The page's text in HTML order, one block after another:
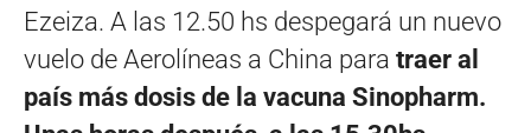
Ezeiza. A las 12.50 hs despegará un nuevo
vuelo de Aerolíneas a China para traer al
país más dosis de la vacuna Sinopharm.